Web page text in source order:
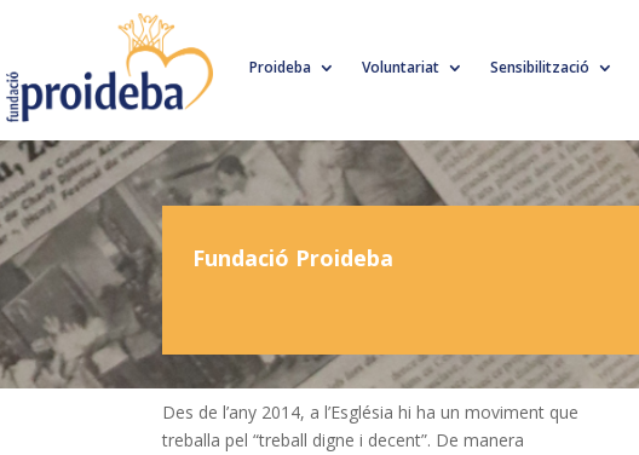
Proideba Voluntariat Sensibilització
Fundació Proideba
Des de l’any 2014, a l’Església hi ha un moviment que
treballa pel “treball digne i decent”. De manera